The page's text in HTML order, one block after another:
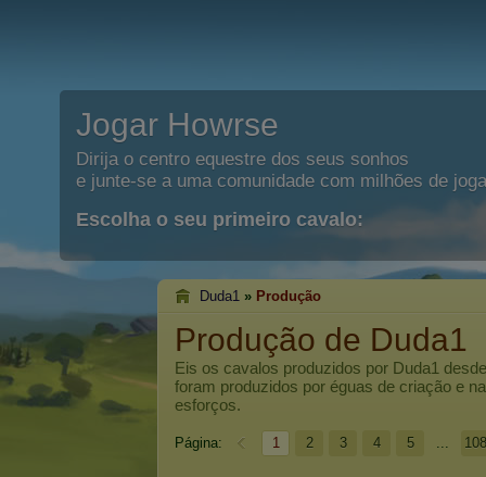
Jogar Howrse
Dirija o centro equestre dos seus sonhos
e junte-se a uma comunidade com milhões de
Escolha o seu primeiro cavalo:
Duda1 » Produção
Produção de Duda1
Eis os cavalos produzidos por Duda1
foram produzidos por éguas de criação e
esforços.
Página: 1 2 3 4 5 ...